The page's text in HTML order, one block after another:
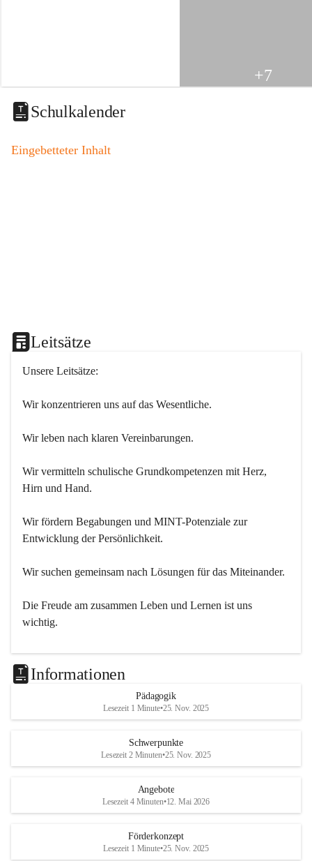
i
t
a
o
+7
Schulkalender
Eingebetteter Inhalt
Leitsätze
Unsere Leitsätze:
Wir konzentrieren uns auf das Wesentliche.
Wir leben nach klaren Vereinbarungen.
Wir vermitteln schulische Grundkompetenzen mit Herz,
Hirn und Hand.
Wir fördern Begabungen und MINT-Potenziale zur
Entwicklung der Persönlichkeit.
Wir suchen gemeinsam nach Lösungen für das Miteinander.
Die Freude am zusammen Leben und Lernen ist uns
wichtig.
Informationen
Pädagogik
Lesezeit 1 Minute•25. Nov. 2025
Schwerpunkte
Lesezeit 2 Minuten•25. Nov. 2025
Angebote
Lesezeit 4 Minuten•12. Mai 2026
Förderkonzept
Lesezeit 1 Minute•25. Nov. 2025